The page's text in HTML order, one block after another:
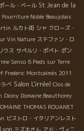
ール・ベール St Jean de la
Pourriture Noble Beaujolais
ルカト街 シャ クローズ・
Vin Nature ステファン・ロ
ウス サぺルリ・ポぺト ポン
Senso 6 Pieds sur Terre
Frederic Montcalmès 2011
ベ Salon L'irréel Clos de
Diony Domaine Beauthorey
THOMAS ROUANET
ビストロ・イタリアンレスト
Lyon